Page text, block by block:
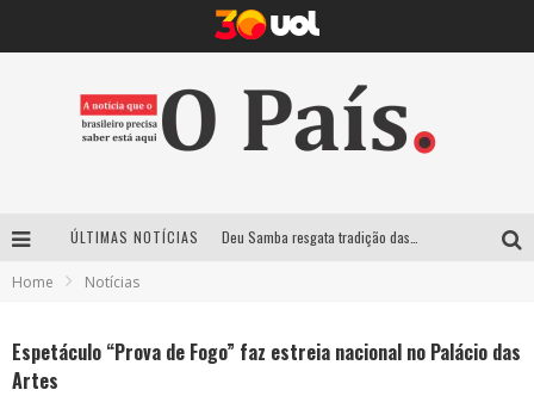
ÚLTIMAS NOTÍCIAS
Home Notícias
Espetáculo “Prova de Fogo” faz estreia nacional no Palácio das
Artes